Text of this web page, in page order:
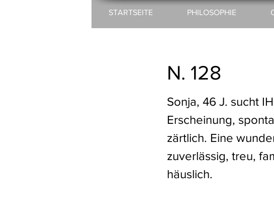
STARTSEITE PHILOSOPHIE
N. 128
Sonja, 46 J. sucht
Erscheinung,
zärtlich. Eine
zuverlässig, treu,
häuslich.